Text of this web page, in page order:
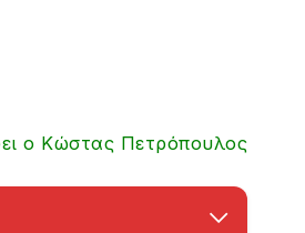
ο Κώστας Πετρόπουλος